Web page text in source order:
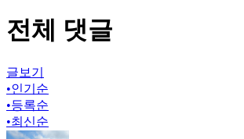
전체 댓글
글보기
•인기순
•등록순
•최신순